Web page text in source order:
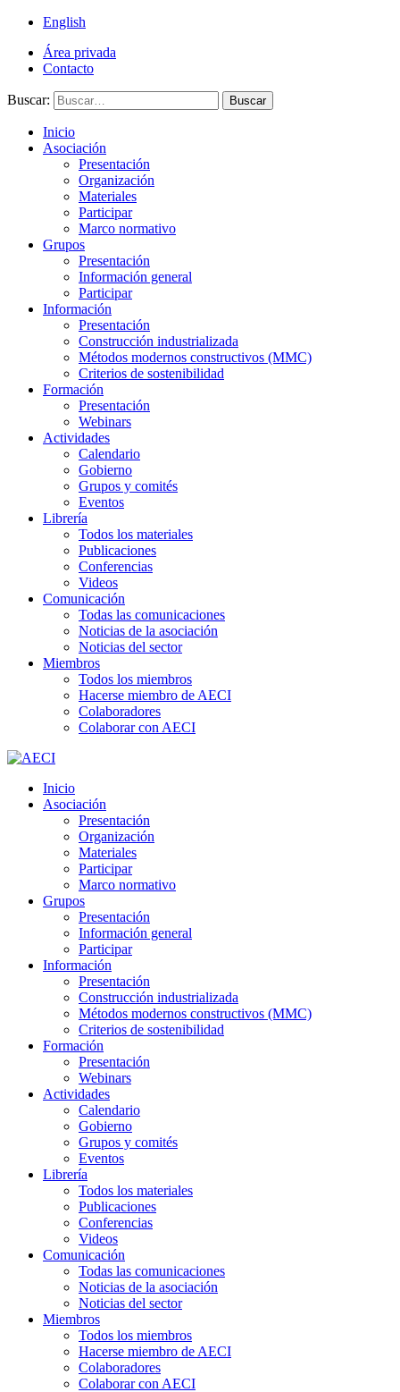
English
Área privada
Contacto
Buscar: Buscar
Inicio
Asociación
Presentación
Organización
Materiales
Participar
Marco normativo
Grupos
Presentación
Información general
Participar
Información
Presentación
Construcción industrializada
Métodos modernos constructivos (MMC)
Criterios de sostenibilidad
Formación
Presentación
Webinars
Actividades
Calendario
Gobierno
Grupos y comités
Eventos
Librería
Todos los materiales
Publicaciones
Conferencias
Videos
Comunicación
Todas las comunicaciones
Noticias de la asociación
Noticias del sector
Miembros
Todos los miembros
Hacerse miembro de AECI
Colaboradores
Colaborar con AECI
Inicio
Asociación
Presentación
Organización
Materiales
Participar
Marco normativo
Grupos
Presentación
Información general
Participar
Información
Presentación
Construcción industrializada
Métodos modernos constructivos (MMC)
Criterios de sostenibilidad
Formación
Presentación
Webinars
Actividades
Calendario
Gobierno
Grupos y comités
Eventos
Librería
Todos los materiales
Publicaciones
Conferencias
Videos
Comunicación
Todas las comunicaciones
Noticias de la asociación
Noticias del sector
Miembros
Todos los miembros
Hacerse miembro de AECI
Colaboradores
Colaborar con AECI